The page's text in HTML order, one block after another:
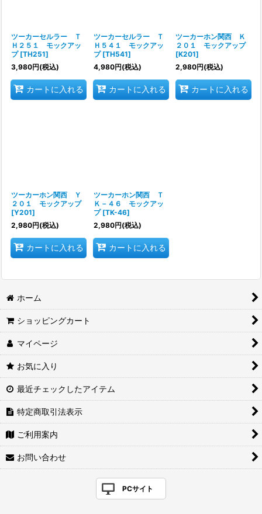
ツーカーセルラー Ｔ
Ｈ２５１ モックアッ
プ [TH251]
3,980円(税込)
カートに入れる
ツーカーセルラー Ｔ
Ｈ５４１ モックアッ
プ [TH541]
4,980円(税込)
カートに入れる
ツーカーホン関西 Ｋ
２０１ モックアップ
[K201]
2,980円(税込)
カートに入れる
ツーカーホン関西 Ｙ
２０１ モックアップ
[Y201]
2,980円(税込)
カートに入れる
ツーカーホン関西 Ｔ
Ｋ－４６ モックアッ
プ [TK-46]
2,980円(税込)
カートに入れる
ホーム
ショッピングカート
マイページ
お気に入り
最近チェックしたアイテム
特定商取引法表示
ご利用案内
お問い合わせ
PCサイト